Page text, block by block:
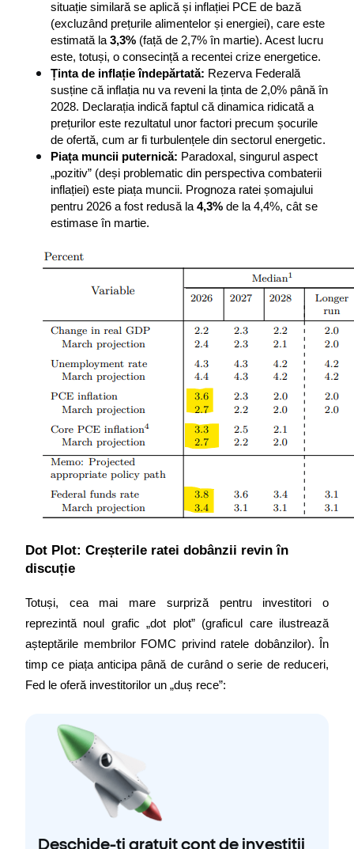
situație similară se aplică și inflației PCE de bază
(excluzând prețurile alimentelor și energiei), care este
estimată la 3,3% (față de 2,7% în martie). Acest lucru
este, totuși, o consecință a recentei crize energetice.
Ținta de inflație îndepărtată: Rezerva Federală
susține că inflația nu va reveni la ținta de 2,0% până în
2028. Declarația indică faptul că dinamica ridicată a
prețurilor este rezultatul unor factori precum șocurile
de ofertă, cum ar fi turbulențele din sectorul energetic.
Piața muncii puternică: Paradoxal, singurul aspect
„pozitiv” (deși problematic din perspectiva combaterii
inflației) este piața muncii. Prognoza ratei șomajului
pentru 2026 a fost redusă la 4,3% de la 4,4%, cât se
estimase în martie.
Dot Plot: Creșterile ratei dobânzii revin în
discuție
Totuși, cea mai mare surpriză pentru investitori o
reprezintă noul grafic „dot plot” (graficul care ilustrează
așteptările membrilor FOMC privind ratele dobânzilor). În
timp ce piața anticipa până de curând o serie de reduceri,
Fed le oferă investitorilor un „duș rece”:
Deschide-ți gratuit cont de investiții